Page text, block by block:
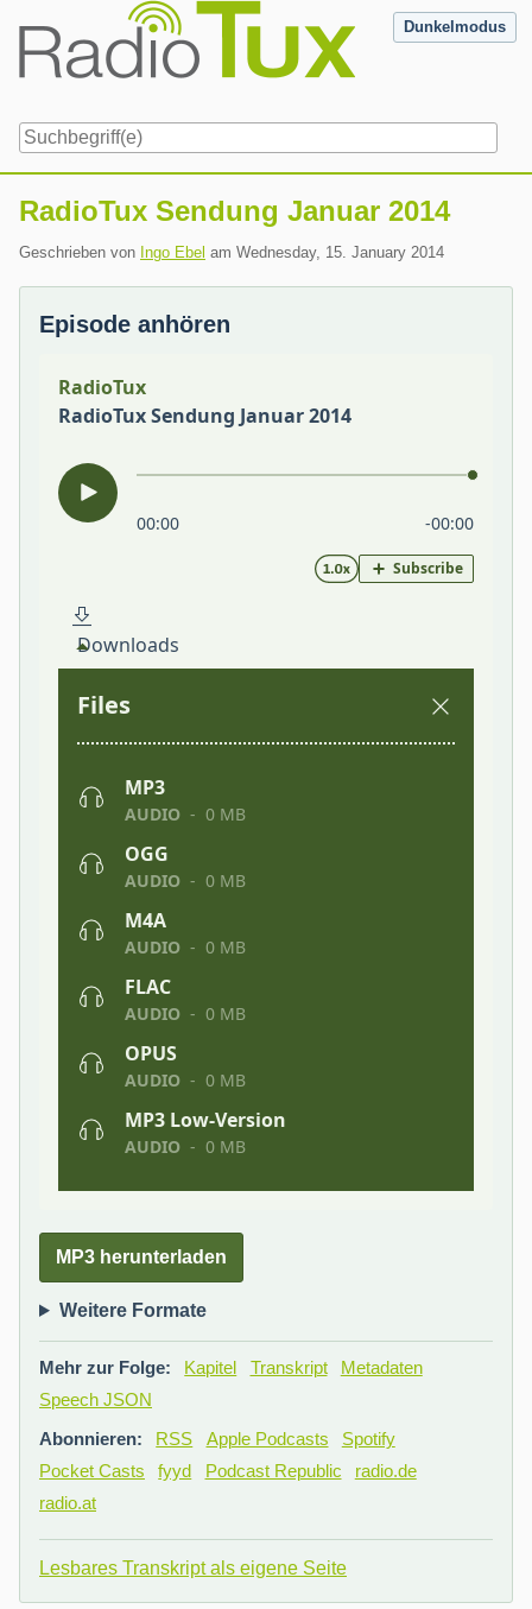
content
Dunkelmodus
RadioTux Sendung Januar 2014
Geschrieben von Ingo Ebel am Wednesday, 15. January 2014
Episode anhören
MP3 herunterladen
Weitere Formate
Mehr zur Folge: Kapitel Transkript
Metadaten
Speech JSON
Abonnieren:
RSS Apple Podcasts
Spotify
Pocket Casts
fyyd Podcast Republic
radio.de
radio.at
Lesbares Transkript als eigene Seite